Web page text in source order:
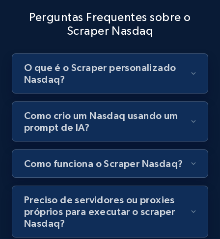
8.1K+ 716+ Comece grátis
Youtube - Videos posts - Collect YouTube
posts by hashtags
URL, Title, Youtuber, Youtuber md5, Video url,
Video length, Likes, Views, and more.
8.1K+ 716+
Youtube - Videos posts - Discovery records
URL, Title, Youtuber, Youtuber md5, Video url,
Video length, Likes, Views, and more.
Perguntas Frequentes sobre o
Scraper Nasdaq
O que é o Scraper personalizado
Nasdaq?
Como crio um Nasdaq usando um
prompt de IA?
Como funciona o Scraper Nasdaq?
Preciso de servidores ou proxies
próprios para executar o scraper
Nasdaq?